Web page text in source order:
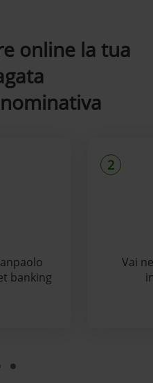
online la tua
banking
2
Vai